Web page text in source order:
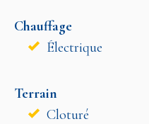
Chauffage
Électrique
Terrain
Cloturé